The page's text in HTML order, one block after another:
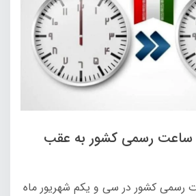
؛ ساعت رسمی کشور به عقب
رسمی کشور در سی و یکم شهریور ماه